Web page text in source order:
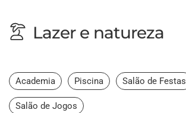
Lazer e natureza
Academia Piscina Salão de Festas
Salão de Jogos